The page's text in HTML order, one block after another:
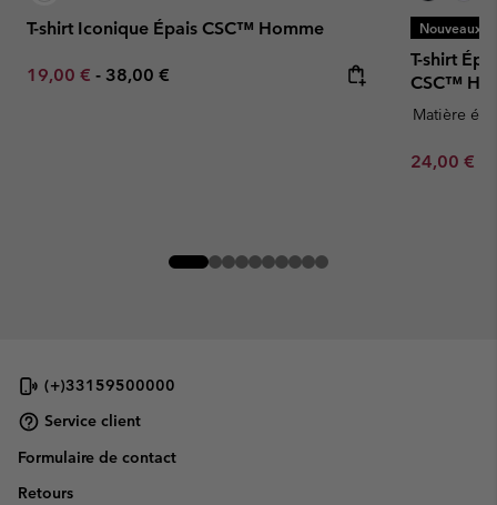
T-shirt Iconique Épais CSC™ Homme
Minimum sale price:
19,00 € - Maximum price:
38,00 €
Nouveaux
T-shirt
CSC™
Matière
Minimum
24,00 €
(+)33159500000
Service client
Formulaire de contact
Retours